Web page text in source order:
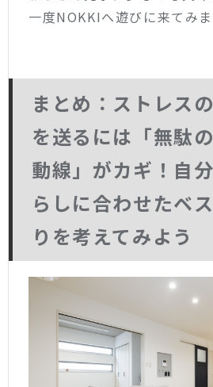
一度NOKKIへ遊びに来てみ
まとめ：ストレス
を送るには「無駄
動線」がカギ！自
らしに合わせたベ
りを考えてみよう